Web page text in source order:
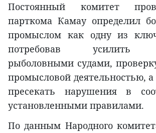
Постоянный комитет
парткома Камау определил
промыслом как одну из
потребовав усилить
рыболовными судами,
промысловой деятельностью, а
пресекать нарушения в
установленными правилами.
По данным Народного